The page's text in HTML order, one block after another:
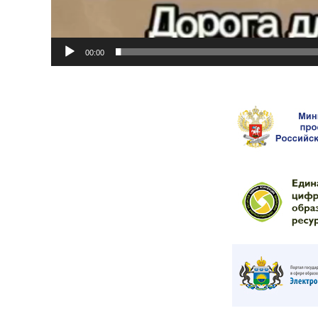
00:00